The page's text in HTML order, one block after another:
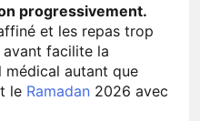
progressivement.
et les repas trop
avant facilite la
médical autant que
le Ramadan 2026 avec